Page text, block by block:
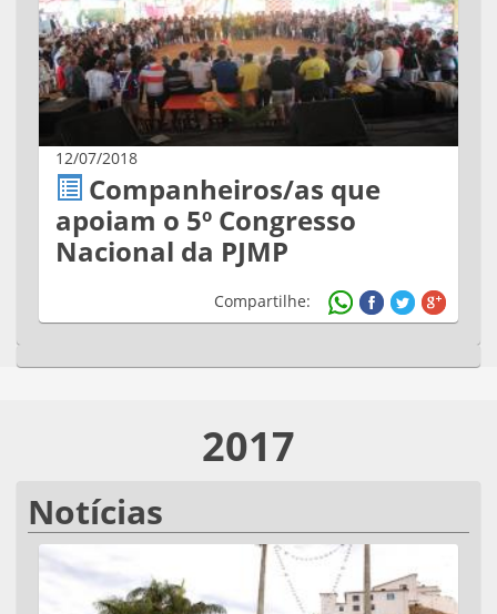
12/07/2018
Companheiros/as que
apoiam o 5º Congresso
Nacional da PJMP
Compartilhe:
2017
Notícias